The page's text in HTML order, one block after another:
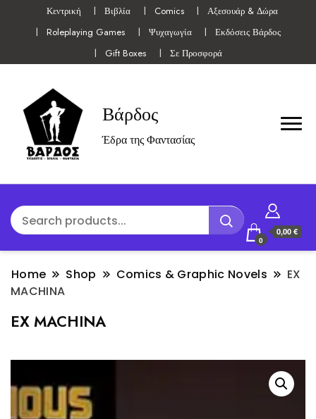
Κεντρική Βιβλία Comics
Αξεσουάρ & Δώρα
Roleplaying Games
Ψυχαγωγία
Εκδόσεις Βάρδος
Gift Boxes
Σε Προσφορά
Βάρδος
Έδρα της Φαντασίας
0
0,00 €
Home Shop Comics & Graphic Novels
EX
MACHINA
EX MACHINA